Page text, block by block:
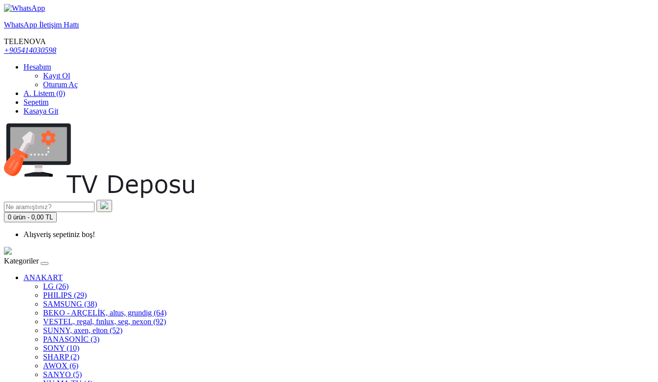
WhatsApp İletişim Hattı
TELENOVA
+905414030598
Hesabım
Kayıt Ol
Oturum Aç
A. Listem (0)
Sepetim
Kasaya Git
0 ürün - 0,00 TL
Alışveriş sepetiniz boş!
Kategoriler
ANAKART
LG (26)
PHILIPS (29)
SAMSUNG (38)
BEKO - ARÇELİK, altus, grundig (64)
VESTEL, regal, fınlux, seg, nexon (92)
SUNNY, axen, elton (52)
PANASONİC (3)
SONY (10)
SHARP (2)
AWOX (6)
SANYO (5)